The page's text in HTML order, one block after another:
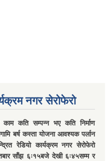
नगर सेरोफेरो
काम कति सम्पन्न भए कति निर्माण
बर्ष कस्ता योजना आवश्यक पर्लान
रेडियो कार्यक्रम नगर सेरोफेरो
साँझ ६ः१५बजे देखी ६ः४५सम्म र